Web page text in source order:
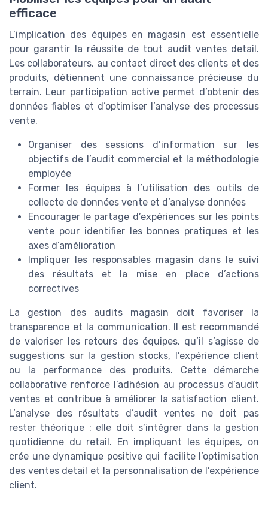
efficace
L’implication des équipes en magasin est essentielle
pour garantir la réussite de tout audit ventes detail.
Les collaborateurs, au contact direct des clients et des
produits, détiennent une connaissance précieuse du
terrain. Leur participation active permet d’obtenir des
données fiables et d’optimiser l’analyse des processus
vente.
Organiser des sessions d’information sur les
objectifs de l’audit commercial et la méthodologie
employée
Former les équipes à l’utilisation des outils de
collecte de données vente et d’analyse données
Encourager le partage d’expériences sur les points
vente pour identifier les bonnes pratiques et les
axes d’amélioration
Impliquer les responsables magasin dans le suivi
des résultats et la mise en place d’actions
correctives
La gestion des audits magasin doit favoriser la
transparence et la communication. Il est recommandé
de valoriser les retours des équipes, qu’il s’agisse de
suggestions sur la gestion stocks, l’expérience client
ou la performance des produits. Cette démarche
collaborative renforce l’adhésion au processus d’audit
ventes et contribue à améliorer la satisfaction client.
L’analyse des résultats d’audit ventes ne doit pas
rester théorique : elle doit s’intégrer dans la gestion
quotidienne du retail. En impliquant les équipes, on
crée une dynamique positive qui facilite l’optimisation
des ventes detail et la personnalisation de l’expérience
client.